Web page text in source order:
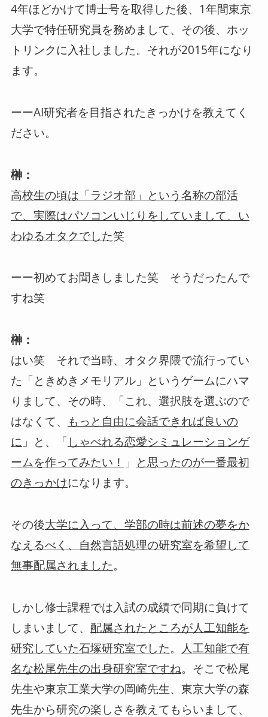
4年ほどかけて博士号を取得した後、1年間東京
大学で特任研究員を務めまして、その後、ホッ
トリンクに入社しました。それが2015年になり
ます。
ーーAI研究者を目指されたきっかけを教えてく
ださい。
榊：
高校生の頃は「ラジオ部」という名称の部活
で、実際はパソコンいじりをしていまして、い
わゆるオタクでした笑
ーー初めてお聞きしました笑 そうだったんで
すね笑
榊：
はい笑 それで当時、オタク界隈で流行ってい
た「ときめきメモリアル」というゲームにハマ
りまして、その時、「これ、選択肢を選ぶので
はなくて、
もっと自由に会話できれば良いの
に 」と、「 しゃべれる恋愛シミュレーションゲ
ームを作ってみたい！
」
と思ったのが一番最初
のきっかけになります。
その後大学に入って、学部の時は前述の夢をか
なえるべく、自然言語処理の研究室を希望して
無事配属されました。
しかし修士課程では入試の成績で同期に負けて
しまいまして、
配属されたところが人工知能を
研究していた石塚研究室でした。
人工知能で有
名な松尾先生の出身研究室ですね。そこで松尾
先生や東京工業大学の岡崎先生、東京大学の森
先生から研究の楽しさを教えてもらいまして、